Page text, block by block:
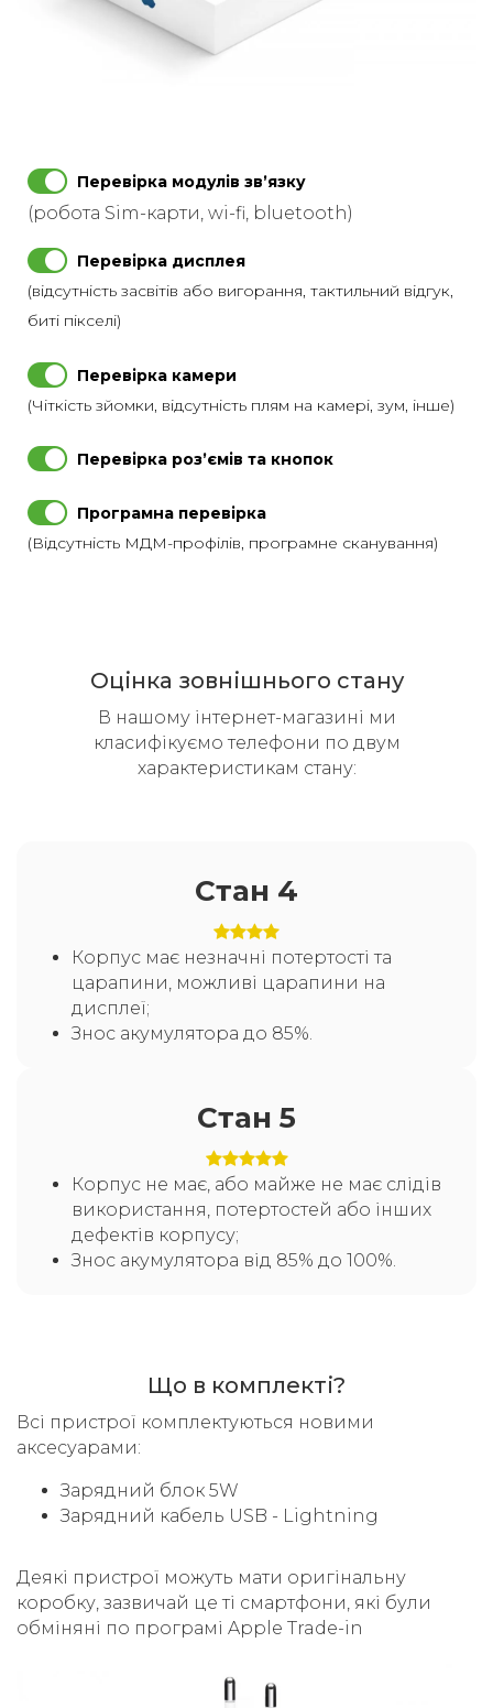
Перевірка модулів звʼязку
(робота Sim-карти, wi-fi, bluetooth)
Перевірка дисплея
(відсутність засвітів або вигорання, тактильний відгук,
биті пікселі)
Перевірка камери
(Чіткість зйомки, відсутність плям на камері, зум, інше)
Перевірка розʼємів та кнопок
Програмна перевірка
(Відсутність МДМ-профілів, програмне сканування)
Оцінка зовнішнього стану
В нашому інтернет-магазині ми
класифікуємо телефони по двум
характеристикам стану:
Стан 4
Корпус має незначні потертості та
царапини, можливі царапини на
дисплеї;
Знос акумулятора до 85%.
Стан 5
Корпус не має, або майже не має слідів
використання, потертостей або інших
дефектів корпусу;
Знос акумулятора від 85% до 100%.
Що в комплекті?
Всі пристрої комплектуються новими
аксесуарами:
Зарядний блок 5W
Зарядний кабель USB - Lightning
Деякі пристрої можуть мати оригінальну
коробку, зазвичай це ті смартфони, які були
обміняні по програмі Apple Trade-in